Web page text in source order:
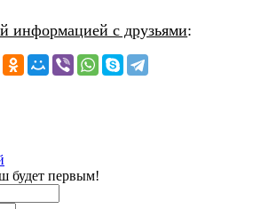
информацией с друзьями:
будет первым!